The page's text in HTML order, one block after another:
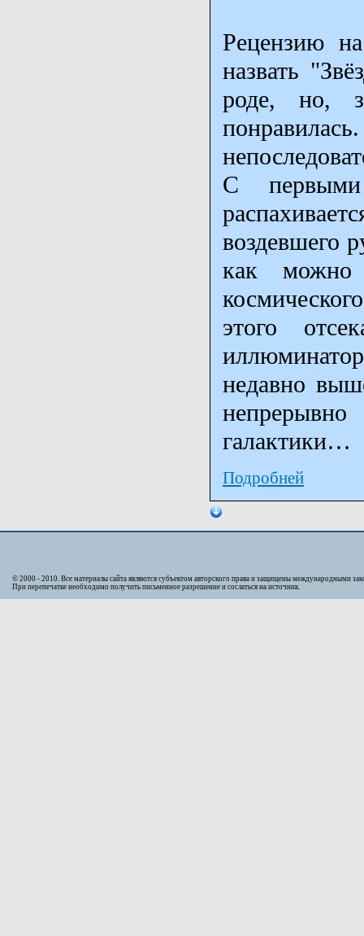
Рецензию
назвать
роде, но,
С первыми
воздевшего
как можно
этого
недавно
галактики…
Подробней
© 2000 - 2010. Bсе материалы сайта являются субъектом авторского права и защищены международными
При перепечатке необходимо получить письменное разрешение и сослаться на источник.